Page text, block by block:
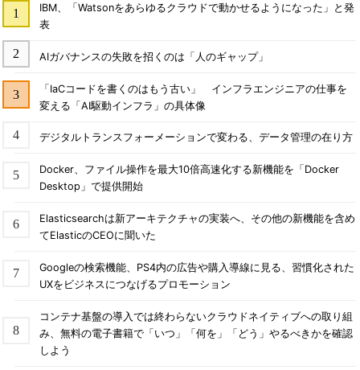
IBM、「Watsonをあらゆるクラウドで動かせるようになった」と発
表
AIガバナンスの失敗を招くのは「人のギャップ」
「IaCコードを書くのはもう古い」 インフラエンジニアの仕事を
変える「AI駆動インフラ」の具体像
デジタルトランスフォーメーションで変わる、データ管理の在り方
Docker、ファイル操作を最大10倍高速化する新機能を「Docker
Desktop」で提供開始
Elasticsearchは新アーキテクチャの実装へ、その他の新機能を含め
てElasticのCEOに聞いた
Googleの検索機能、PS4内の広告や購入導線に見る、習慣化された
UXをビジネスにつなげるプロモーション
コンテナ基盤の導入では終わらないクラウドネイティブへの取り組
み、無料の電子書籍で「いつ」「何を」「どう」やるべきかを確認
しよう